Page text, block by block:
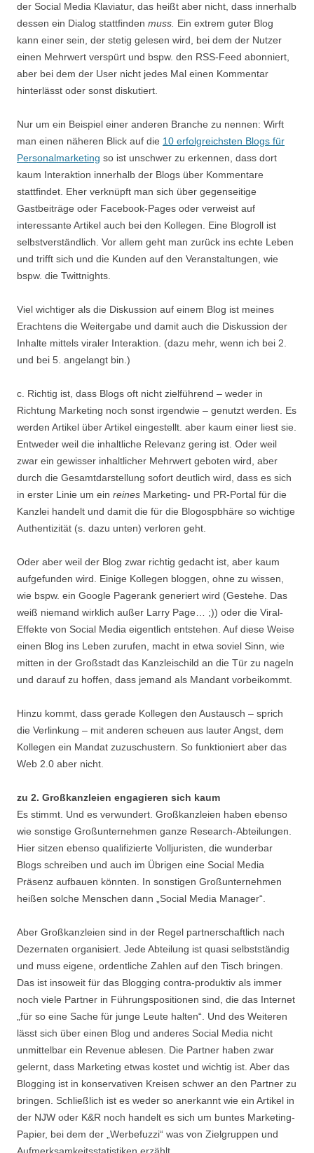
der Social Media Klaviatur, das heißt aber nicht, dass innerhalb
dessen ein Dialog stattfinden muss. Ein extrem guter Blog
kann einer sein, der stetig gelesen wird, bei dem der Nutzer
einen Mehrwert verspürt und bspw. den RSS-Feed abonniert,
aber bei dem der User nicht jedes Mal einen Kommentar
hinterlässt oder sonst diskutiert.
Nur um ein Beispiel einer anderen Branche zu nennen: Wirft
man einen näheren Blick auf die 10 erfolgreichsten Blogs für
Personalmarketing so ist unschwer zu erkennen, dass dort
kaum Interaktion innerhalb der Blogs über Kommentare
stattfindet. Eher verknüpft man sich über gegenseitige
Gastbeiträge oder Facebook-Pages oder verweist auf
interessante Artikel auch bei den Kollegen. Eine Blogroll ist
selbstverständlich. Vor allem geht man zurück ins echte Leben
und trifft sich und die Kunden auf den Veranstaltungen, wie
bspw. die Twittnights.
Viel wichtiger als die Diskussion auf einem Blog ist meines
Erachtens die Weitergabe und damit auch die Diskussion der
Inhalte mittels viraler Interaktion. (dazu mehr, wenn ich bei 2.
und bei 5. angelangt bin.)
c. Richtig ist, dass Blogs oft nicht zielführend – weder in
Richtung Marketing noch sonst irgendwie – genutzt werden. Es
werden Artikel über Artikel eingestellt. aber kaum einer liest sie.
Entweder weil die inhaltliche Relevanz gering ist. Oder weil
zwar ein gewisser inhaltlicher Mehrwert geboten wird, aber
durch die Gesamtdarstellung sofort deutlich wird, dass es sich
in erster Linie um ein reines Marketing- und PR-Portal für die
Kanzlei handelt und damit die für die Blogospbhäre so wichtige
Authentizität (s. dazu unten) verloren geht.
Oder aber weil der Blog zwar richtig gedacht ist, aber kaum
aufgefunden wird. Einige Kollegen bloggen, ohne zu wissen,
wie bspw. ein Google Pagerank generiert wird (Gestehe. Das
weiß niemand wirklich außer Larry Page… ;)) oder die Viral-
Effekte von Social Media eigentlich entstehen. Auf diese Weise
einen Blog ins Leben zurufen, macht in etwa soviel Sinn, wie
mitten in der Großstadt das Kanzleischild an die Tür zu nageln
und darauf zu hoffen, dass jemand als Mandant vorbeikommt.
Hinzu kommt, dass gerade Kollegen den Austausch – sprich
die Verlinkung – mit anderen scheuen aus lauter Angst, dem
Kollegen ein Mandat zuzuschustern. So funktioniert aber das
Web 2.0 aber nicht.
zu 2. Großkanzleien engagieren sich kaum
Es stimmt. Und es verwundert. Großkanzleien haben ebenso
wie sonstige Großunternehmen ganze Research-Abteilungen.
Hier sitzen ebenso qualifizierte Volljuristen, die wunderbar
Blogs schreiben und auch im Übrigen eine Social Media
Präsenz aufbauen könnten. In sonstigen Großunternehmen
heißen solche Menschen dann „Social Media Manager“.
Aber Großkanzleien sind in der Regel partnerschaftlich nach
Dezernaten organisiert. Jede Abteilung ist quasi selbstständig
und muss eigene, ordentliche Zahlen auf den Tisch bringen.
Das ist insoweit für das Blogging contra-produktiv als immer
noch viele Partner in Führungspositionen sind, die das Internet
„für so eine Sache für junge Leute halten“. Und des Weiteren
lässt sich über einen Blog und anderes Social Media nicht
unmittelbar ein Revenue ablesen. Die Partner haben zwar
gelernt, dass Marketing etwas kostet und wichtig ist. Aber das
Blogging ist in konservativen Kreisen schwer an den Partner zu
bringen. Schließlich ist es weder so anerkannt wie ein Artikel in
der NJW oder K&R noch handelt es sich um buntes Marketing-
Papier, bei dem der „Werbefuzzi“ was von Zielgruppen und